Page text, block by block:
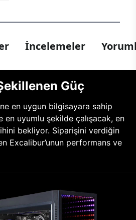
İncelemeler
Güç
en uygun bilgisayara sahip
uyumlu şekilde çalışacak, en
bekliyor. Siparişini verdiğin
Excalibur’unun performans ve